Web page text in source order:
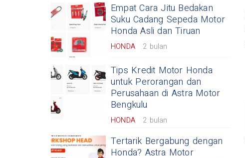
Empat Cara Jitu Bedakan
Suku Cadang Sepeda Motor
Honda Asli dan Tiruan
HONDA 2 bulan
Tips Kredit Motor Honda
untuk Perorangan dan
Perusahaan di Astra Motor
Bengkulu
HONDA 2 bulan
Tertarik Bergabung dengan
Honda? Astra Motor